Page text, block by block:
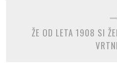
ŽE OD LETA 1908 SI